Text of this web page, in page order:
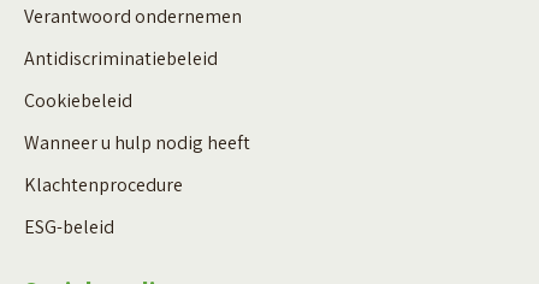
Verantwoord ondernemen
Antidiscriminatiebeleid
Cookiebeleid
Wanneer u hulp nodig heeft
Klachtenprocedure
ESG-beleid